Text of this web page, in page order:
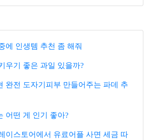
에 인생템 추천 좀 해줘
우기 좋은 과일 있을까?
완전 도자기피부 만들어주는 파데 추
어떤 게 인기 좋아?
이스토어에서 유료어플 사면 세금 따